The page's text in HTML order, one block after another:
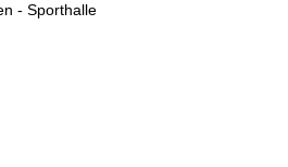
- Sporthalle